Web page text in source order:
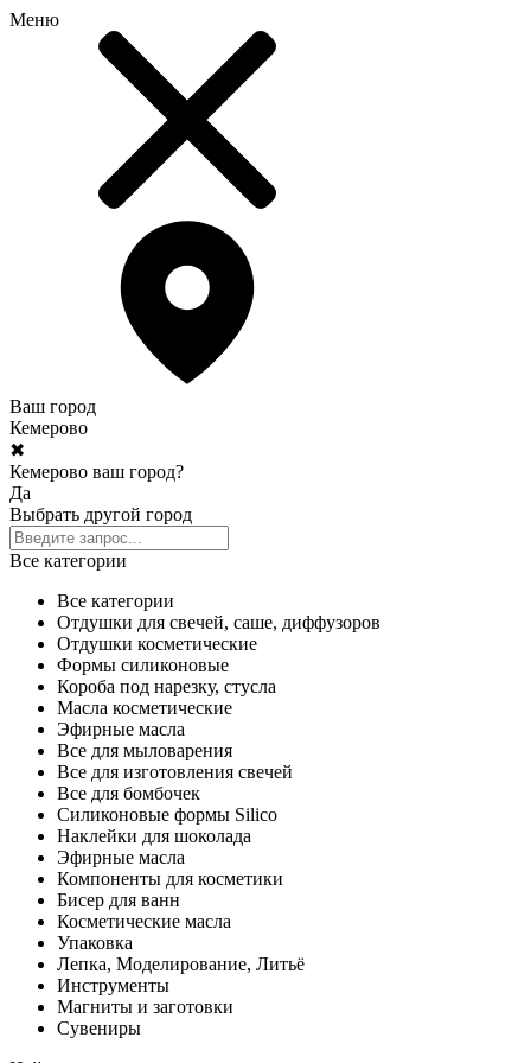
Меню
Ваш город
Кемерово
✖
Кемерово ваш город?
Да
Выбрать другой город
Все категории
Все категории
Отдушки для свечей, саше, диффузоров
Отдушки косметические
Формы силиконовые
Короба под нарезку, стусла
Масла косметические
Эфирные масла
Все для мыловарения
Все для изготовления свечей
Все для бомбочек
Силиконовые формы Silico
Наклейки для шоколада
Эфирные масла
Компоненты для косметики
Бисер для ванн
Косметические масла
Упаковка
Лепка, Моделирование, Литьё
Инструменты
Магниты и заготовки
Сувениры